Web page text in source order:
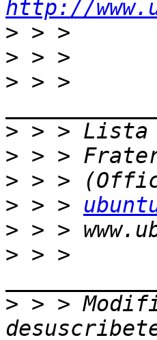
http://
>
>
> > >
>
>
>
> > >
>
> > >
> > >